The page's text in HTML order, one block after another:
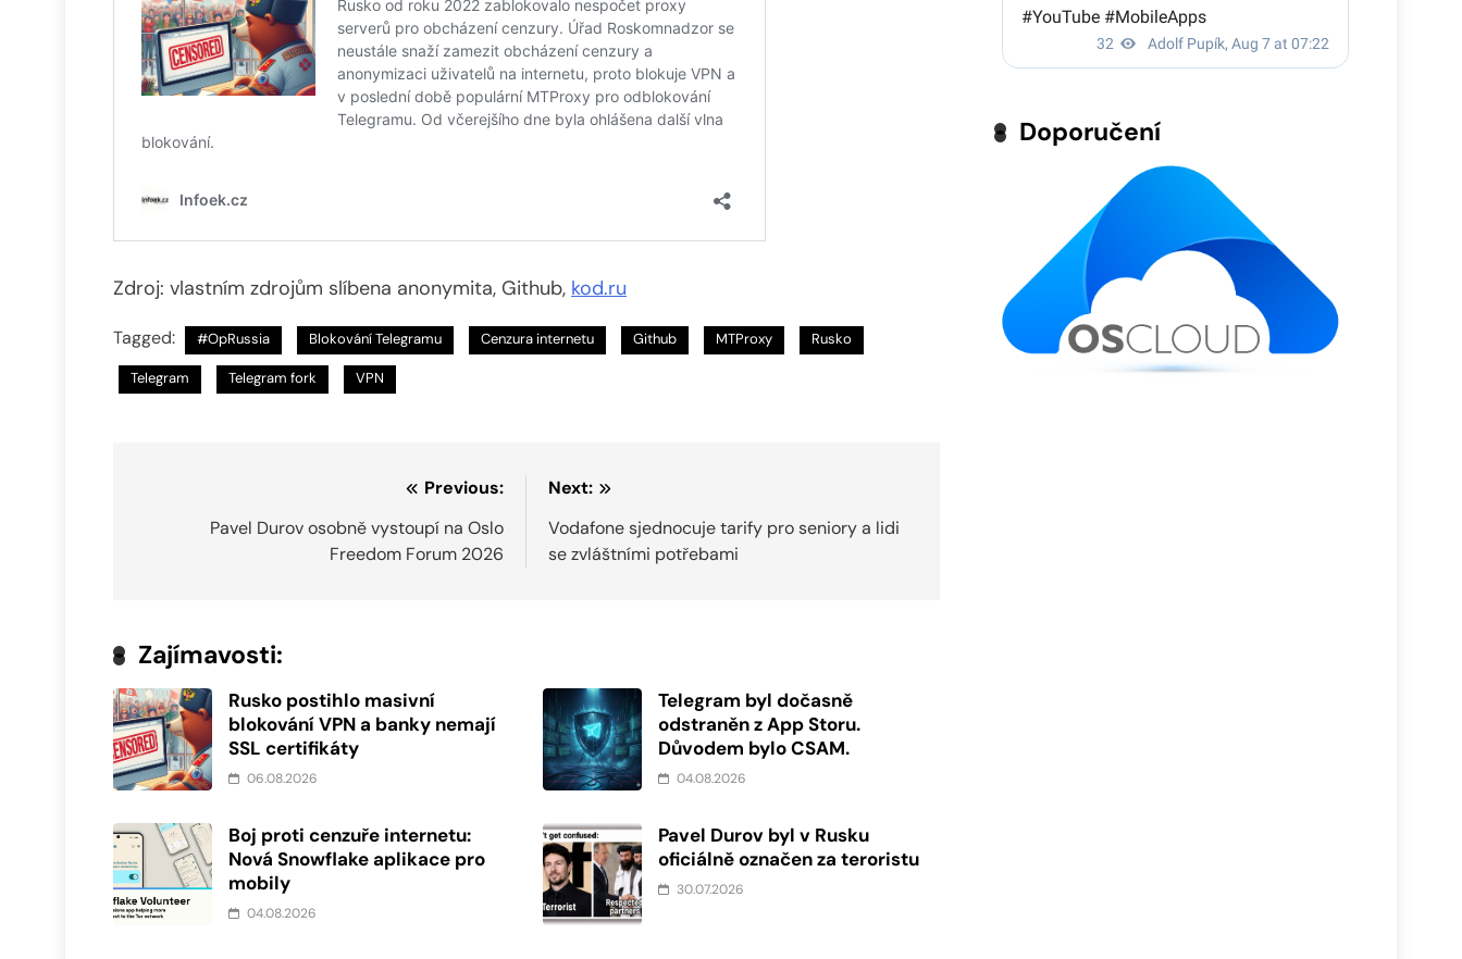
Zdroj: vlastním zdrojům slíbena anonymita, Github, kod.ru
Tagged: #OpRussia Blokování Telegramu Cenzura internetu Github MTProxy Rusko
Telegram Telegram fork VPN
Previous:
Pavel Durov osobně vystoupí na Oslo
Freedom Forum 2026
Next:
Vodafone sjednocuje tarify pro seniory a lidi
se zvláštními potřebami
Zajímavosti:
Rusko postihlo masivní
blokování VPN a banky nemají
SSL certifikáty
06.08.2026
Telegram byl dočasně
odstraněn z App Storu.
Důvodem bylo CSAM.
04.08.2026
Boj proti cenzuře internetu:
Nová Snowflake aplikace pro
mobily
04.08.2026
Pavel Durov byl v Rusku
oficiálně označen za teroristu
30.07.2026
Doporučení